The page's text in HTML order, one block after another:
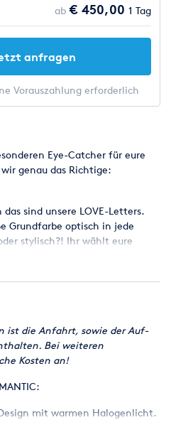
ab € 450,00 1 Tag
anfragen
Vorauszahlung erforderlich
Eye-Catcher für eure
genau das Richtige:
sind unsere LOVE-Letters.
Grundfarbe optisch in jede
stylisch?! Ihr wählt eure
Durch eine spezielle
im Außenbereich. Schön
sie als Lichtdekoration,
ist die Anfahrt, sowie der Auf-
Bei weiteren
Kosten an!
mit warmen Halogenlicht.